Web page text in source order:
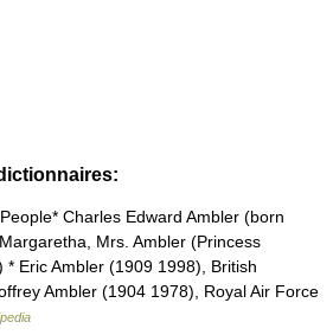
Charles Edward Ambler (born
Mrs. Ambler (Princess
Eric Ambler (1909 1998), British
Ambler (1904 1978), Royal Air Force